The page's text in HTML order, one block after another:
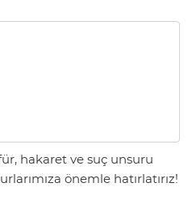
hakaret ve suç unsuru
önemle hatırlatırız!